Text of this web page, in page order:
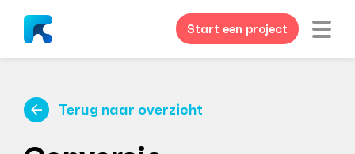
Start een project
Terug naar overzicht